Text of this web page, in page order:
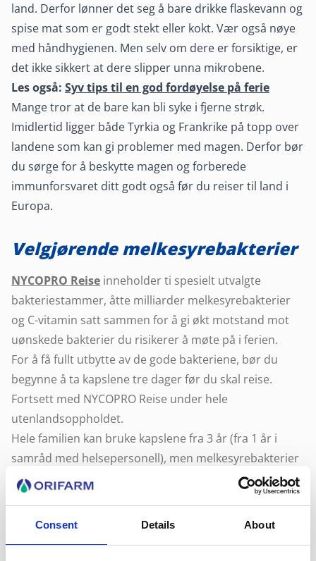
Consent Details About
land. Derfor lønner det seg å bare drikke flaskevann og
spise mat som er godt stekt eller kokt. Vær også nøye
med håndhygienen. Men selv om dere er forsiktige, er
det ikke sikkert at dere slipper unna mikrobene.
Les også: Syv tips til en god fordøyelse på ferie
Mange tror at de bare kan bli syke i fjerne strøk.
Imidlertid ligger både Tyrkia og Frankrike på topp over
landene som kan gi problemer med magen. Derfor bør
du sørge for å beskytte magen og forberede
immunforsvaret ditt godt også før du reiser til land i
Europa.
Velgjørende melkesyrebakterier
NYCOPRO Reise inneholder ti spesielt utvalgte
bakteriestammer, åtte milliarder melkesyrebakterier
og C-vitamin satt sammen for å gi økt motstand mot
uønskede bakterier du risikerer å møte på i ferien.
For å få fullt utbytte av de gode bakteriene, bør du
begynne å ta kapslene tre dager før du skal reise.
Fortsett med NYCOPRO Reise under hele
utenlandsoppholdet.
Hele familien kan bruke kapslene fra 3 år (fra 1 år i
samråd med helsepersonell), men melkesyrebakterier
anbefales ikke til barn under ett år. Innholdet i
kapslene kan blandes med mat eller drikke for at barn
lettere skal kunne ta dem.